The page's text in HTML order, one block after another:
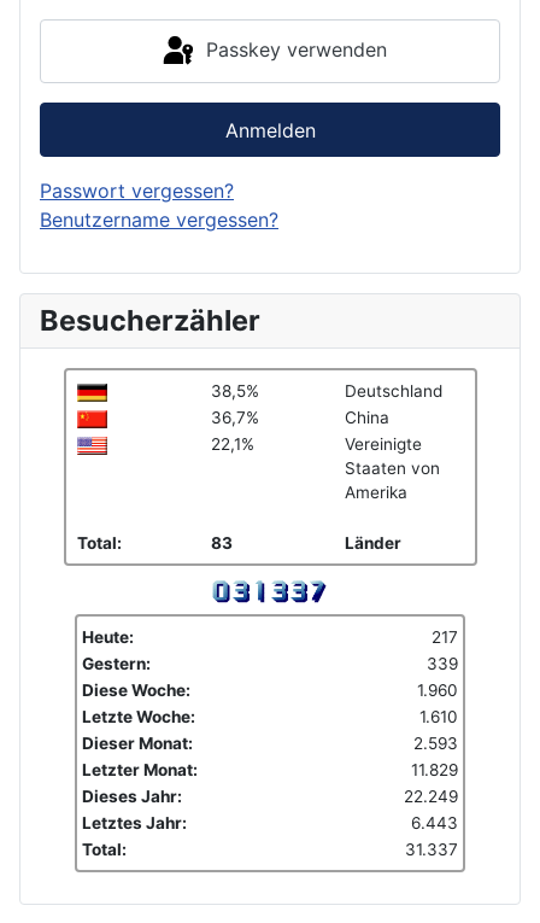
Passkey verwenden
Anmelden
Passwort vergessen?
Benutzername vergessen?
Besucherzähler
38,5%
Deutschland
36,7%
China
22,1%
Vereinigte
Staaten von
Amerika
Total: 83 Länder
Heute:
217
Gestern:
339
Diese Woche:
1.960
Letzte Woche:
1.610
Dieser Monat:
2.593
Letzter Monat:
11.829
Dieses Jahr:
22.249
Letztes Jahr:
6.443
Total:
31.337